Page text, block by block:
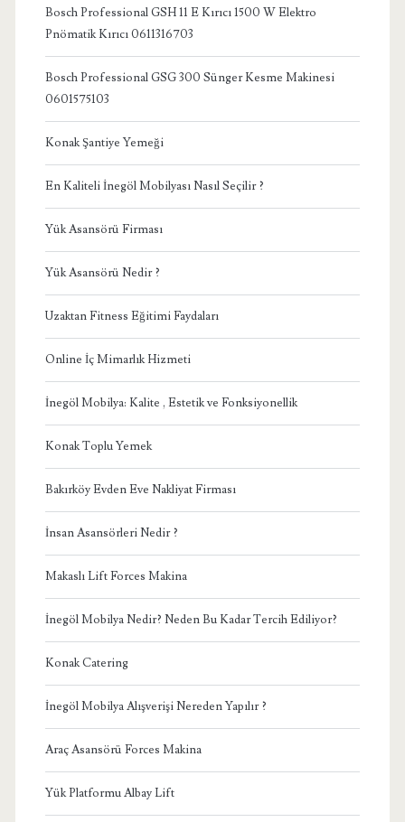
Bosch Professional GSH 11 E Kırıcı 1500 W Elektro
Pnömatik Kırıcı 0611316703
Bosch Professional GSG 300 Sünger Kesme Makinesi
0601575103
Konak Şantiye Yemeği
En Kaliteli İnegöl Mobilyası Nasıl Seçilir ?
Yük Asansörü Firması
Yük Asansörü Nedir ?
Uzaktan Fitness Eğitimi Faydaları
Online İç Mimarlık Hizmeti
İnegöl Mobilya: Kalite , Estetik ve Fonksiyonellik
Konak Toplu Yemek
Bakırköy Evden Eve Nakliyat Firması
İnsan Asansörleri Nedir ?
Makaslı Lift Forces Makina
İnegöl Mobilya Nedir? Neden Bu Kadar Tercih Ediliyor?
Konak Catering
İnegöl Mobilya Alışverişi Nereden Yapılır ?
Araç Asansörü Forces Makina
Yük Platformu Albay Lift